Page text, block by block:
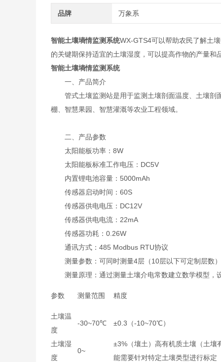
品牌 万象系
智能土壤墒情监测系统WX-GTS4可以帮助农民了解土
的关键期保持适宜的土壤湿度，可以提高作物的产量和
智能土壤墒情监测系统
一、产品简介
管式土壤监测站是用于监测土壤剖面温度、土壤剖
棚、智慧果园、智慧灌溉等农业工程领域。
二、产品参数
太阳能板功率：8W
太阳能板标准工作电压：DC5V
内置锂电池容量：5000mAh
传感器启动时间：60S
传感器供电电压：DC12V
传感器供电电流：22mA
传感器功耗：0.26W
通讯方式：485 Modbus RTU协议
测量参数：可同时测量4层（10层以下可定制层数）
测量原理：通过测量土壤介电常数建立数学模型，
参数 测量范围 精度
土壤温
度
-30~70℃ ±0.3（-10~70℃）
土壤湿
度
0~
±3%（壤土）高有机质土壤（土壤
能需要针对特定土壤类型进行标定